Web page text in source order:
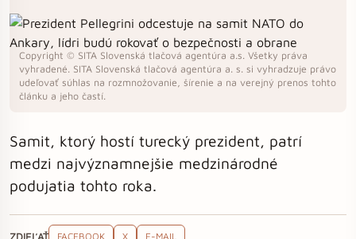
Copyright © SITA Slovenská tlačová agentúra a.s. Všetky práva
vyhradené. SITA Slovenská tlačová agentúra a. s. si vyhradzuje právo
udeľovať súhlas na rozmnožovanie, šírenie a na verejný prenos tohto
článku a jeho častí.
Samit, ktorý hostí turecký prezident, patrí
medzi najvýznamnejšie medzinárodné
podujatia tohto roka.
ZDIEĽAŤ FACEBOOK X E-MAIL